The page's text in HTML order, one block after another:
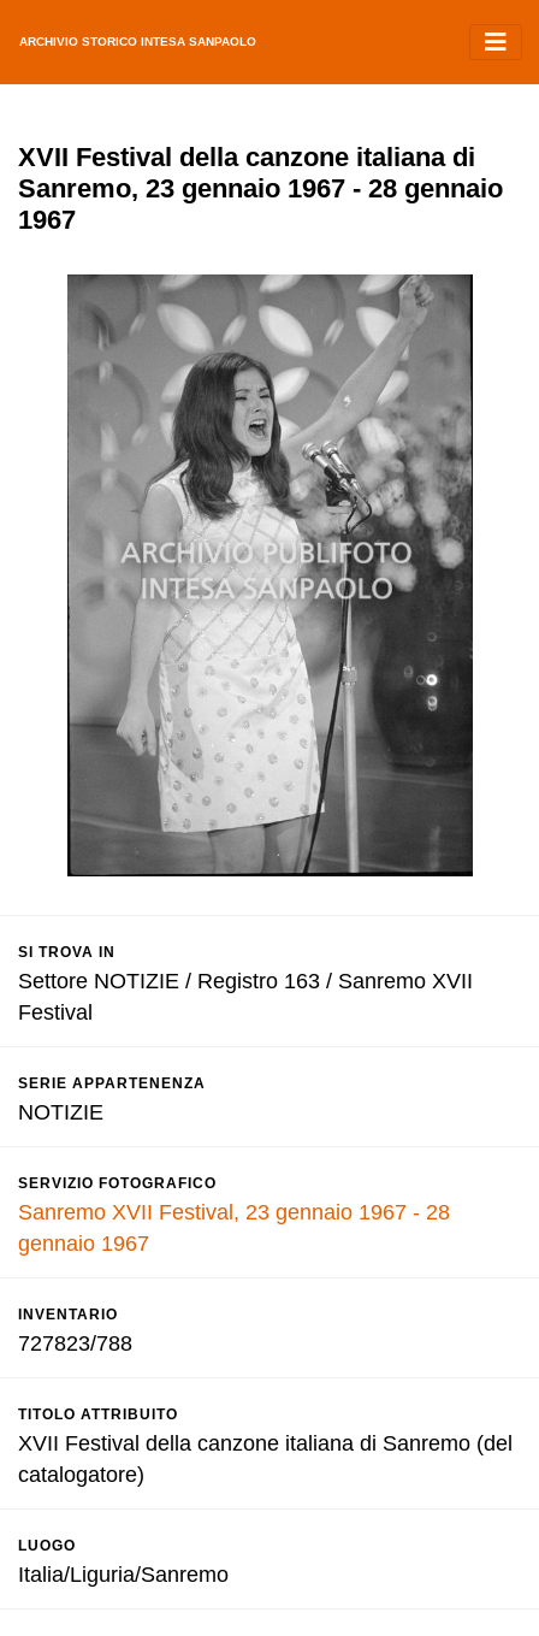
ARCHIVIO STORICO INTESA SANPAOLO
XVII Festival della canzone italiana di
Sanremo, 23 gennaio 1967 - 28 gennaio
1967
SI TROVA IN
Settore NOTIZIE / Registro 163 / Sanremo XVII
Festival
SERIE APPARTENENZA
NOTIZIE
SERVIZIO FOTOGRAFICO
Sanremo XVII Festival, 23 gennaio 1967 - 28
gennaio 1967
INVENTARIO
727823/788
TITOLO ATTRIBUITO
XVII Festival della canzone italiana di Sanremo (del
catalogatore)
LUOGO
Italia/Liguria/Sanremo